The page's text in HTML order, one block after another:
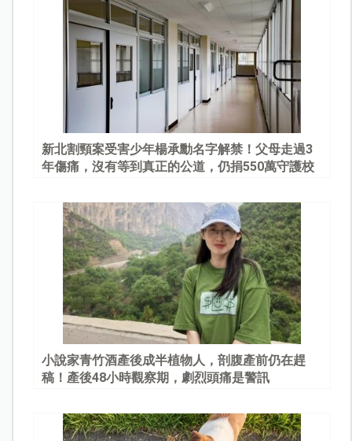
新北割頸案受害少年楊承勳名字解禁！父母走過3
年傷痛，沒有等到真正的公道，仍捐550萬守護校
小說家青竹酒產後成半植物人，剖腹產前仍在趕
稿！產後48小時觀察期，劇烈頭痛是警訊